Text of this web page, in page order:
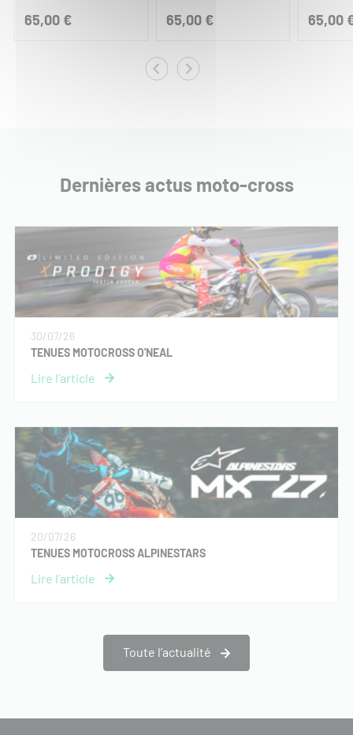
65,00 € 65,00 € 65,00
Dernières actus moto-cross
30/07/26
TENUES MOTOCROSS O'NEAL
20/07/26
TENUES MOTOCROSS ALPINESTARS
Toute l’actualité